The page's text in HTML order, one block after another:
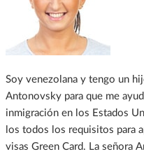
Soy venezolana y tengo un
Antonovsky para que me
inmigración en los Estados
los todos los requisitos para
visas Green Card. La señora